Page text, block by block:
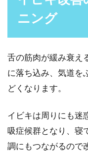
ニング
舌の筋肉が緩み衰え
に落ち込み、気道を
どくなります。
イビキは周りにも迷
吸症候群となり、寝
調にもつながるので